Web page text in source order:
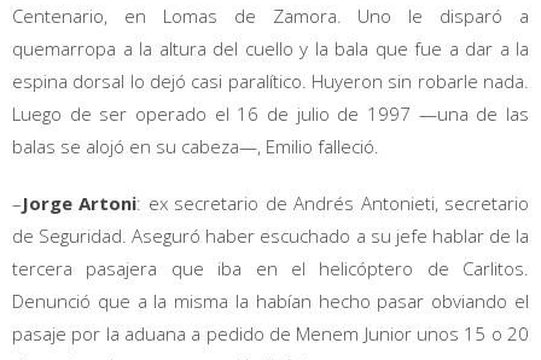
Centenario, en Lomas de Zamora. Uno le disparó a
quemarropa a la altura del cuello y la bala que fue a dar a la
espina dorsal lo dejó casi paralítico. Huyeron sin robarle nada.
Luego de ser operado el 16 de julio de 1997 —una de las
balas se alojó en su cabeza—, Emilio falleció.
–Jorge Artoni: ex secretario de Andrés Antonieti, secretario
de Seguridad. Aseguró haber escuchado a su jefe hablar de la
tercera pasajera que iba en el helicóptero de Carlitos.
Denunció que a la misma la habían hecho pasar obviando el
pasaje por la aduana a pedido de Menem Junior unos 15 o 20